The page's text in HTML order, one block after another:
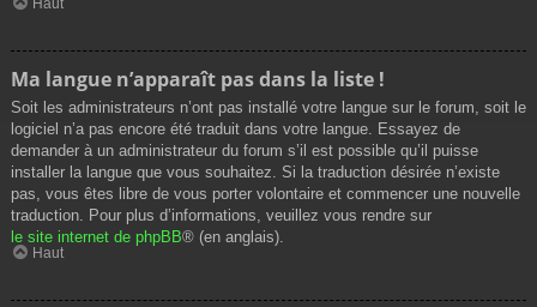
Ma langue n’apparaît pas dans la liste !
Soit les administrateurs n’ont pas installé votre langue sur le forum, soit le
logiciel n’a pas encore été traduit dans votre langue. Essayez de
demander à un administrateur du forum s’il est possible qu’il puisse
installer la langue que vous souhaitez. Si la traduction désirée n’existe
pas, vous êtes libre de vous porter volontaire et commencer une nouvelle
traduction. Pour plus d’informations, veuillez vous rendre sur
le site internet de phpBB® (en anglais).
Haut